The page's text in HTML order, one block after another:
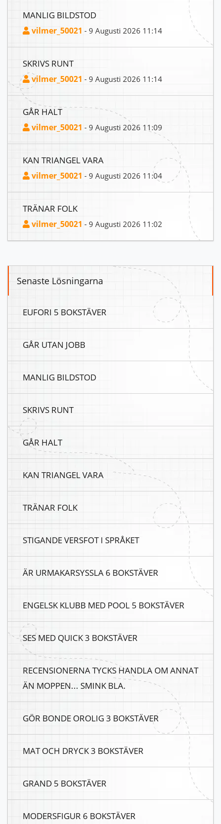
MANLIG BILDSTOD
vilmer_50021 - 9 Augusti 2026 11:14
SKRIVS RUNT
vilmer_50021 - 9 Augusti 2026 11:14
GÅR HALT
vilmer_50021 - 9 Augusti 2026 11:09
KAN TRIANGEL VARA
vilmer_50021 - 9 Augusti 2026 11:04
TRÄNAR FOLK
vilmer_50021 - 9 Augusti 2026 11:02
Senaste Lösningarna
EUFORI 5 BOKSTÄVER
GÅR UTAN JOBB
MANLIG BILDSTOD
SKRIVS RUNT
GÅR HALT
KAN TRIANGEL VARA
TRÄNAR FOLK
STIGANDE VERSFOT I SPRÅKET
ÄR URMAKARSYSSLA 6 BOKSTÄVER
ENGELSK KLUBB MED POOL 5 BOKSTÄVER
SES MED QUICK 3 BOKSTÄVER
RECENSIONERNA TYCKS HANDLA OM ANNAT
ÄN MOPPEN... SMINK BLA.
GÖR BONDE OROLIG 3 BOKSTÄVER
MAT OCH DRYCK 3 BOKSTÄVER
GRAND 5 BOKSTÄVER
MODERSFIGUR 6 BOKSTÄVER